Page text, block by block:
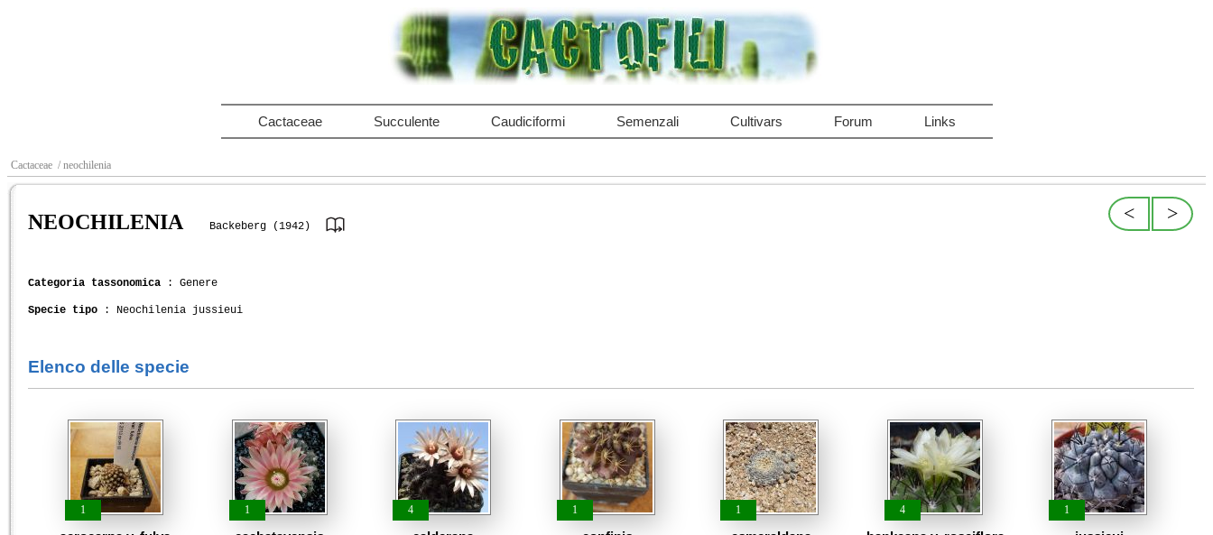
Cactaceae Succulente Caudiciformi Semenzali Cultivars Forum Links
Cactaceae / neochilenia
>
<
NEOCHILENIA Backeberg (1942)
Categoria tassonomica : Genere
Specie tipo : Neochilenia jussieui
Elenco delle specie
1 1 4 1 1 4 1